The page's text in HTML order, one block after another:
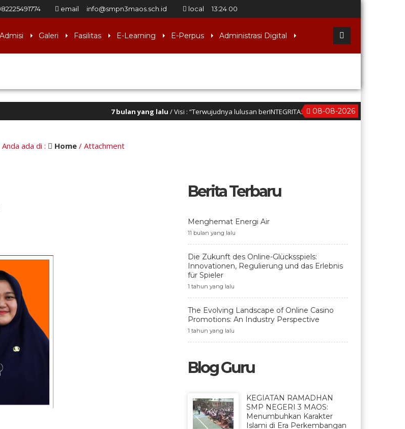
email info@smpn3maos.sch.id local 13:24 01
Admisi Galeri Fasilitas E-Learning E-Perpus Administrasi Digital
08-08-2026
7 bulan yang lalu/ Visi : “Terwujudnya lulusan berINTEGRITAS yang Berwawasan Kebangsaan”
Anda ada di : Home/ Attachment
Berita Terbaru
Menghemat Energi Air
11 bulan yang lalu
Die Zukunft des Online-Glücksspiels:
Innovationen, Regulierung und das Erlebnis
für Spieler
1 tahun yang lalu
The Evolving Landscape of Online Casino
Promotions: An Industry Perspective
1 tahun yang lalu
Blog Guru
KEGIATAN RAMADHAN
SMP NEGERI 3 MAOS:
Menumbuhkan Karakter
Islami di Era Perkembangan